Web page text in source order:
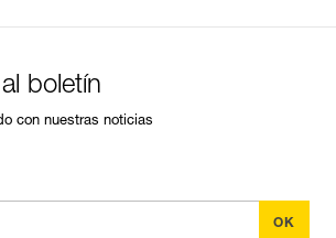
boletín
con nuestras noticias